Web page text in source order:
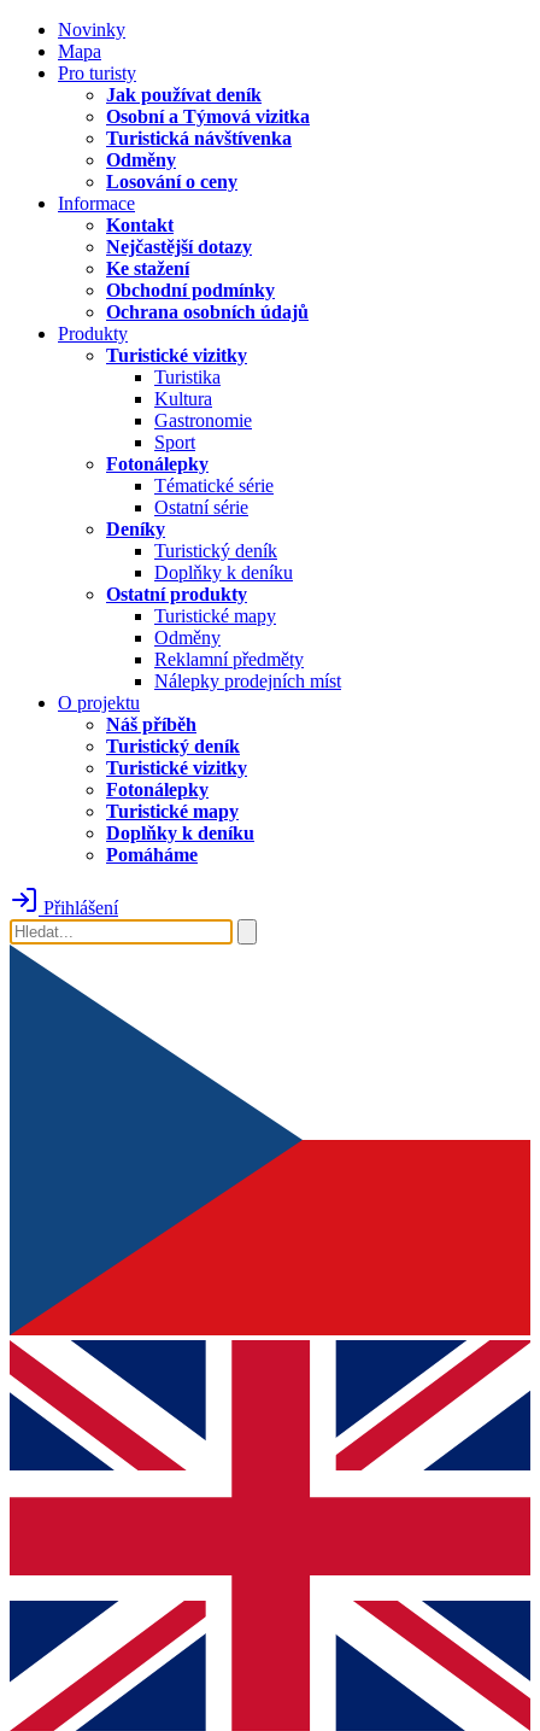
Novinky
Mapa
Pro turisty
Jak používat deník
Osobní a Týmová vizitka
Turistická návštívenka
Odměny
Losování o ceny
Informace
Kontakt
Nejčastější dotazy
Ke stažení
Obchodní podmínky
Ochrana osobních údajů
Produkty
Turistické vizitky
Turistika
Kultura
Gastronomie
Sport
Fotonálepky
Tématické série
Ostatní série
Deníky
Turistický deník
Doplňky k deníku
Ostatní produkty
Turistické mapy
Odměny
Reklamní předměty
Nálepky prodejních míst
O projektu
Náš příběh
Turistický deník
Turistické vizitky
Fotonálepky
Turistické mapy
Doplňky k deníku
Pomáháme
Přihlášení